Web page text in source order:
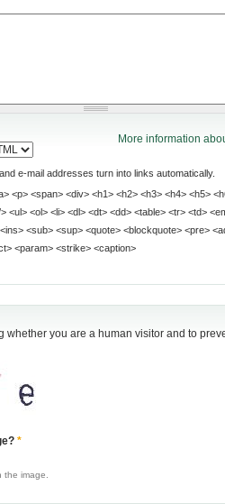
More information
e-mail addresses turn into links automatically.
<param> <strike> <caption>
whether you are a human visitor and to
*
image.